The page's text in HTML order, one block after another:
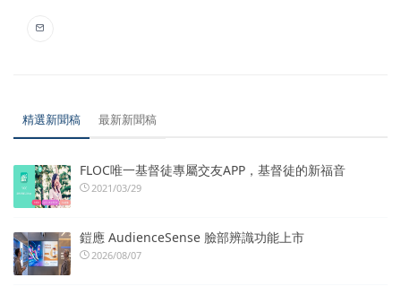
精選新聞稿 最新新聞稿
FLOC唯一基督徒專屬交友APP，基督徒的新福音
2021/03/29
鎧應 AudienceSense 臉部辨識功能上市
2026/08/07